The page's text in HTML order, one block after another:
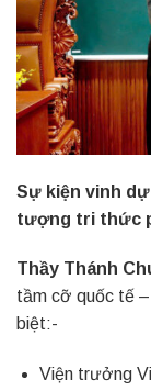
Sự kiện vinh
tượng tri thức
Thầy Thánh
tầm cỡ quốc tế
biệt:-
Viện trưởng